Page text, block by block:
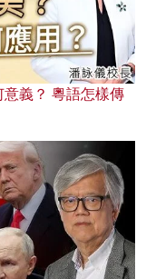
義？ 粵語怎樣傳